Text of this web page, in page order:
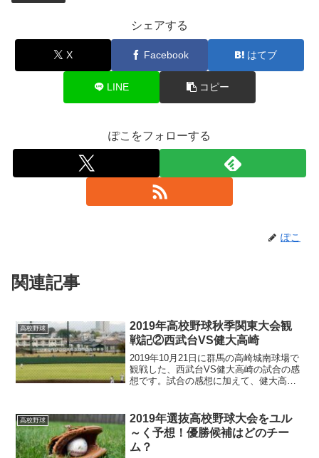
シェアする
X Facebook はてブ
LINE コピー
ぽこをフォローする
ぽこ
関連記事
高校野球
2019年高校野球秋季関東大会観
戦記②西武台VS健大高崎
2019年10月21日に群馬の高崎城南球場で
観戦した、西武台VS健大高崎の試合の感
想です。試合の感想に加えて、健大高崎
した。
高校野球
2019年選抜高校野球大会をユル
～く予想！優勝候補はどのチー
ム？